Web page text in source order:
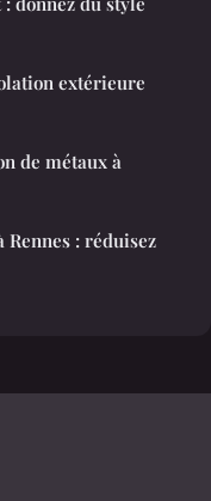
extérieure
de métaux à
: réduisez